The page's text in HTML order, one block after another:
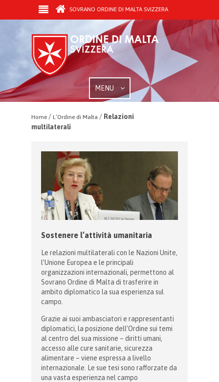
SOVRANO ORDINE DI MALTA SVIZZERA
MENU
Home / L’Ordine di Malta / Relazioni
multilaterali
Sostenere l’attività umanitaria
Le relazioni multilaterali con le Nazioni Unite,
l’Unione Europea e le principali
organizzazioni internazionali, permettono al
Sovrano Ordine di Malta di trasferire in
ambito diplomatico la sua esperienza sul
campo.
Grazie ai suoi ambasciatori e rappresentanti
diplomatici, la posizione dell’Ordine sui temi
al centro del sua missione – diritti umani,
accesso alle cure sanitarie, sicurezza
alimentare – viene espressa a livello
internazionale. Le sue tesi sono rafforzate da
una vasta esperienza nel campo